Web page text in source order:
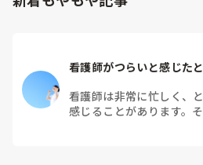
看護師がつらいと感じた
看護師は非常に忙しく、
感じることがあります。